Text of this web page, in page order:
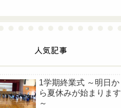
人気記事
1学期終業式 ～明日か
ら夏休みが始まります
～